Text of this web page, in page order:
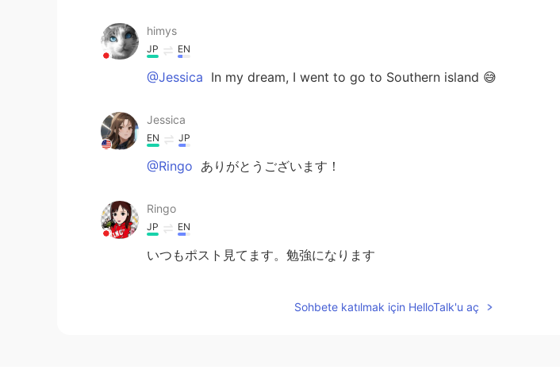
himys
JP EN
@Jessica In my dream, I went to go to Southern island 😅
Jessica
EN JP
@Ringo ありがとうございます！
Ringo
JP EN
いつもポスト見てます。勉強になります
Sohbete katılmak için HelloTalk'u aç